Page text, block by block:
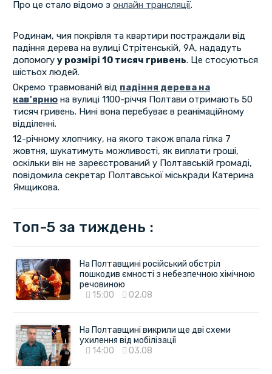
Про це стало відомо з онлайн трансляції.
Родинам, чия покрівля та квартири постраждали від
падіння дерева на вулиці Стрітенській, 9А, нададуть
допомогу у розмірі 10 тисяч гривень. Це стосуються
шістьох людей.
Окремо травмованій від падіння дерева на
кав'ярнюна вулиці 1100-річчя Полтави отримають 50
тисяч гривень. Нині вона перебуває в реанімаційному
відділенні.
12-річному хлопчику, на якого також впала гілка 7
жовтня, шукатимуть можливості, як виплати гроші,
оскільки він не зареєстрований у Полтавській громаді,
повідомила секретар Полтавської міськради Катерина
Ямщикова.
Топ-5 за тиждень :
На Полтавщині російський обстріл
пошкодив ємності з небезпечною хімічною
речовиною
15:00
02.08
На Полтавщині викрили ще дві схеми
ухилення від мобілізації
14:00
03.08